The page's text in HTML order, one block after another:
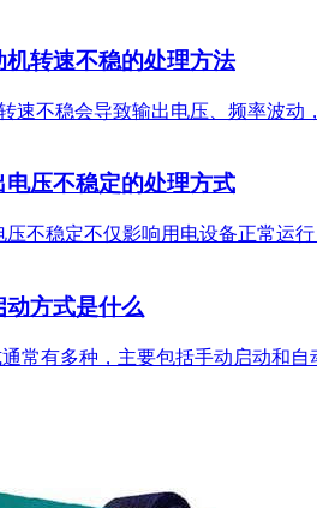
转速不稳的处理方法
速不稳会导致输出电压、频率波
压不稳定的处理方式
压不稳定不仅影响用电设备正常运
方式是什么
常有多种，主要包括手动启动和